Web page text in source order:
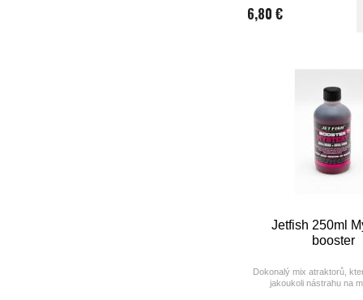
6,80 €
Jetfish 250ml
booster
Dokonalý mix atraktorů,
jakoukoli nástrahu na